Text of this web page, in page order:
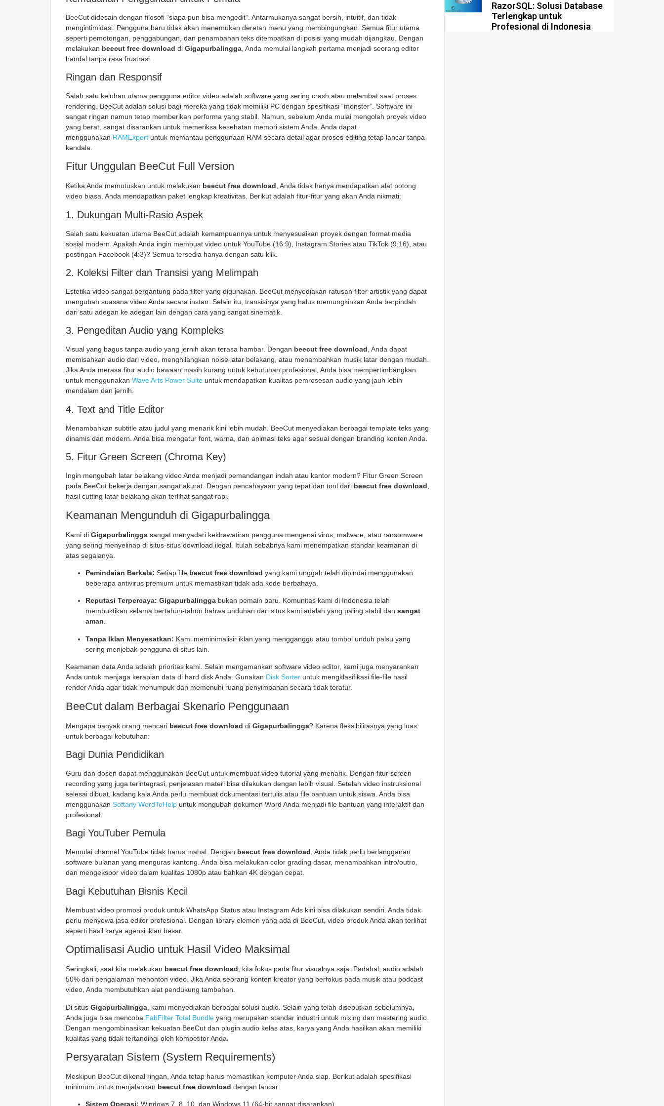
BeeCut didesain dengan filosofi “siapa pun bisa mengedit”. Antarmukanya sangat bersih, intuitif, dan tidak
mengintimidasi. Pengguna baru tidak akan menemukan deretan menu yang membingungkan. Semua fitur utama
seperti pemotongan, penggabungan, dan penambahan teks ditempatkan di posisi yang mudah dijangkau. Dengan
melakukan beecut free download di Gigapurbalingga , Anda memulai langkah pertama menjadi seorang editor
handal tanpa rasa frustrasi.
Ringan dan Responsif
Salah satu keluhan utama pengguna editor video adalah software yang sering crash atau melambat saat proses
rendering. BeeCut adalah solusi bagi mereka yang tidak memiliki PC dengan spesifikasi “monster”. Software ini
sangat ringan namun tetap memberikan performa yang stabil. Namun, sebelum Anda mulai mengolah proyek video
yang berat, sangat disarankan untuk memeriksa kesehatan memori sistem Anda. Anda dapat
menggunakan RAMExpert untuk memantau penggunaan RAM secara detail agar proses editing tetap lancar tanpa
kendala.
Fitur Unggulan BeeCut Full Version
Ketika Anda memutuskan untuk melakukan beecut free download, Anda tidak hanya mendapatkan alat potong
video biasa. Anda mendapatkan paket lengkap kreativitas. Berikut adalah fitur-fitur yang akan Anda nikmati:
1. Dukungan Multi-Rasio Aspek
Salah satu kekuatan utama BeeCut adalah kemampuannya untuk menyesuaikan proyek dengan format media
sosial modern. Apakah Anda ingin membuat video untuk YouTube (16:9), Instagram Stories atau TikTok (9:16), atau
postingan Facebook (4:3)? Semua tersedia hanya dengan satu klik.
2. Koleksi Filter dan Transisi yang Melimpah
Estetika video sangat bergantung pada filter yang digunakan. BeeCut menyediakan ratusan filter artistik yang dapat
mengubah suasana video Anda secara instan. Selain itu, transisinya yang halus memungkinkan Anda berpindah
dari satu adegan ke adegan lain dengan cara yang sangat sinematik.
3. Pengeditan Audio yang Kompleks
Visual yang bagus tanpa audio yang jernih akan terasa hambar. Dengan beecut free download, Anda dapat
memisahkan audio dari video, menghilangkan noise latar belakang, atau menambahkan musik latar dengan mudah.
Jika Anda merasa fitur audio bawaan masih kurang untuk kebutuhan profesional, Anda bisa mempertimbangkan
untuk menggunakan Wave Arts Power Suite untuk mendapatkan kualitas pemrosesan audio yang jauh lebih
mendalam dan jernih.
4. Text and Title Editor
Menambahkan subtitle atau judul yang menarik kini lebih mudah. BeeCut menyediakan berbagai template teks yang
dinamis dan modern. Anda bisa mengatur font, warna, dan animasi teks agar sesuai dengan branding konten Anda.
5. Fitur Green Screen (Chroma Key)
Ingin mengubah latar belakang video Anda menjadi pemandangan indah atau kantor modern? Fitur Green Screen
pada BeeCut bekerja dengan sangat akurat. Dengan pencahayaan yang tepat dan tool dari beecut free download,
hasil cutting latar belakang akan terlihat sangat rapi.
Keamanan Mengunduh di Gigapurbalingga
Kami di Gigapurbalingga sangat menyadari kekhawatiran pengguna mengenai virus, malware, atau ransomware
yang sering menyelinap di situs-situs download ilegal. Itulah sebabnya kami menempatkan standar keamanan di
atas segalanya.
Pemindaian Berkala: Setiap file beecut free download yang kami unggah telah dipindai menggunakan
beberapa antivirus premium untuk memastikan tidak ada kode berbahaya.
Reputasi Terpercaya: Gigapurbalingga bukan pemain baru. Komunitas kami di Indonesia telah
membuktikan selama bertahun-tahun bahwa unduhan dari situs kami adalah yang paling stabil dan sangat
aman.
Tanpa Iklan Menyesatkan: Kami meminimalisir iklan yang mengganggu atau tombol unduh palsu yang
sering menjebak pengguna di situs lain.
Keamanan data Anda adalah prioritas kami. Selain mengamankan software video editor, kami juga menyarankan
Anda untuk menjaga kerapian data di hard disk Anda. Gunakan Disk Sorter untuk mengklasifikasi file-file hasil
render Anda agar tidak menumpuk dan memenuhi ruang penyimpanan secara tidak teratur.
BeeCut dalam Berbagai Skenario Penggunaan
Mengapa banyak orang mencari beecut free download di Gigapurbalingga? Karena fleksibilitasnya yang luas
untuk berbagai kebutuhan:
Bagi Dunia Pendidikan
Guru dan dosen dapat menggunakan BeeCut untuk membuat video tutorial yang menarik. Dengan fitur screen
recording yang juga terintegrasi, penjelasan materi bisa dilakukan dengan lebih visual. Setelah video instruksional
selesai dibuat, kadang kala Anda perlu membuat dokumentasi tertulis atau file bantuan untuk siswa. Anda bisa
menggunakan Softany WordToHelp untuk mengubah dokumen Word Anda menjadi file bantuan yang interaktif dan
profesional.
Bagi YouTuber Pemula
Memulai channel YouTube tidak harus mahal. Dengan beecut free download, Anda tidak perlu berlangganan
software bulanan yang menguras kantong. Anda bisa melakukan color grading dasar, menambahkan intro/outro,
dan mengekspor video dalam kualitas 1080p atau bahkan 4K dengan cepat.
Bagi Kebutuhan Bisnis Kecil
Membuat video promosi produk untuk WhatsApp Status atau Instagram Ads kini bisa dilakukan sendiri. Anda tidak
perlu menyewa jasa editor profesional. Dengan library elemen yang ada di BeeCut, video produk Anda akan terlihat
seperti hasil karya agensi iklan besar.
Optimalisasi Audio untuk Hasil Video Maksimal
Seringkali, saat kita melakukan beecut free download , kita fokus pada fitur visualnya saja. Padahal, audio adalah
50% dari pengalaman menonton video. Jika Anda seorang konten kreator yang berfokus pada musik atau podcast
video, Anda membutuhkan alat pendukung tambahan.
Di situs Gigapurbalingga , kami menyediakan berbagai solusi audio. Selain yang telah disebutkan sebelumnya,
Anda juga bisa mencoba FabFilter Total Bundle yang merupakan standar industri untuk mixing dan mastering audio.
Dengan mengombinasikan kekuatan BeeCut dan plugin audio kelas atas, karya yang Anda hasilkan akan memiliki
kualitas yang tidak tertandingi oleh kompetitor Anda.
Persyaratan Sistem (System Requirements)
Meskipun BeeCut dikenal ringan, Anda tetap harus memastikan komputer Anda siap. Berikut adalah spesifikasi
minimum untuk menjalankan beecut free download dengan lancar:
Sistem Operasi: Windows 7, 8, 10, dan Windows 11 (64-bit sangat disarankan).
RazorSQL: Solusi Database
Terlengkap untuk
Profesional di Indonesia